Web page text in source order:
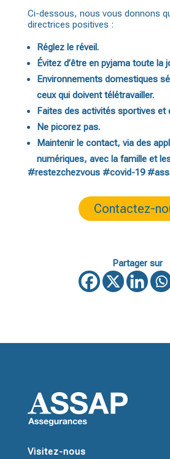
Ci-dessous, nous vous donnons
directrices positives :
Réglez le réveil.
Évitez d’être en pyjama toute la
Environnements domestiques
ceux qui doivent télétravailler.
Faites des activités sportives et
Ne picorez pas.
Maintenir le contact, via des
numériques, avec la famille et
#restezchezvous #covid-19
Contactez-
Partager sur
Visitez-nous